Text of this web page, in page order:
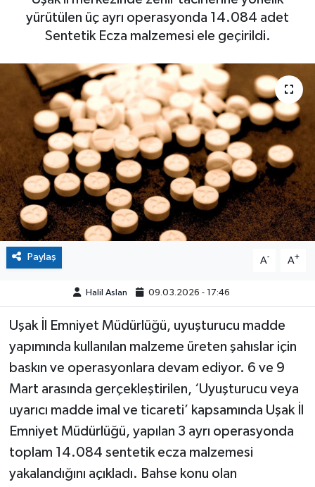
yürütülen üç ayrı operasyonda 14.084 adet
Sentetik Ecza malzemesi ele geçirildi.
Paylaş A- A+
Halil Aslan 09.03.2026 - 17:46
Uşak İl Emniyet Müdürlüğü, uyuşturucu madde
yapımında kullanılan malzeme üreten şahıslar için
baskın ve operasyonlara devam ediyor. 6 ve 9
Mart arasında gerçekleştirilen, ‘Uyuşturucu veya
uyarıcı madde imal ve ticareti’ kapsamında Uşak İl
Emniyet Müdürlüğü, yapılan 3 ayrı operasyonda
toplam 14.084 sentetik ecza malzemesi
yakalandığını açıkladı. Bahse konu olan